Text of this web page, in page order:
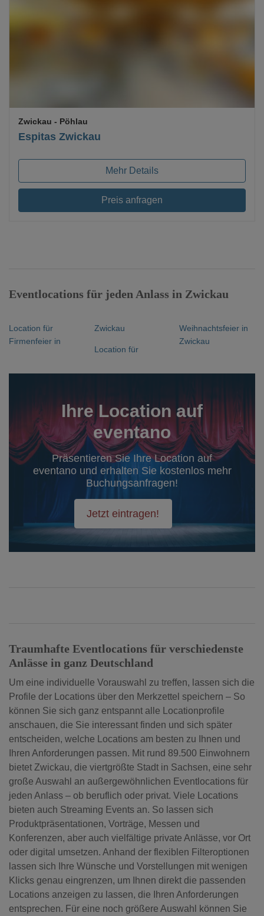
Espitas Zwickau
Zwickau - Pöhlau
Mehr Details
Preis anfragen
Eventlocations für jeden Anlass in Zwickau
Location für
Firmenfeier in
Zwickau
Location für
Weihnachtsfeier in
Zwickau
Ihre Location auf
eventano
Präsentieren Sie Ihre Location auf
eventano und erhalten Sie kostenlos mehr
Buchungsanfragen!
Jetzt eintragen!
Traumhafte Eventlocations für verschiedenste
Anlässe in ganz Deutschland
Um eine individuelle Vorauswahl zu treffen, lassen sich die
Profile der Locations über den Merkzettel speichern – So
können Sie sich ganz entspannt alle Locationprofile
anschauen, die Sie interessant finden und sich später
entscheiden, welche Locations am besten zu Ihnen und
Ihren Anforderungen passen. Mit rund 89.500 Einwohnern
bietet Zwickau, die viertgrößte Stadt in Sachsen, eine sehr
große Auswahl an außergewöhnlichen Eventlocations für
jeden Anlass – ob beruflich oder privat. Viele Locations
bieten auch Streaming Events an. So lassen sich
Produktpräsentationen, Vorträge, Messen und
Konferenzen, aber auch vielfältige private Anlässe, vor Ort
oder digital umsetzen. Anhand der flexiblen Filteroptionen
lassen sich Ihre Wünsche und Vorstellungen mit wenigen
Klicks genau eingrenzen, um Ihnen direkt die passenden
Locations anzeigen zu lassen, die Ihren Anforderungen
entsprechen. Für eine noch größere Auswahl können Sie